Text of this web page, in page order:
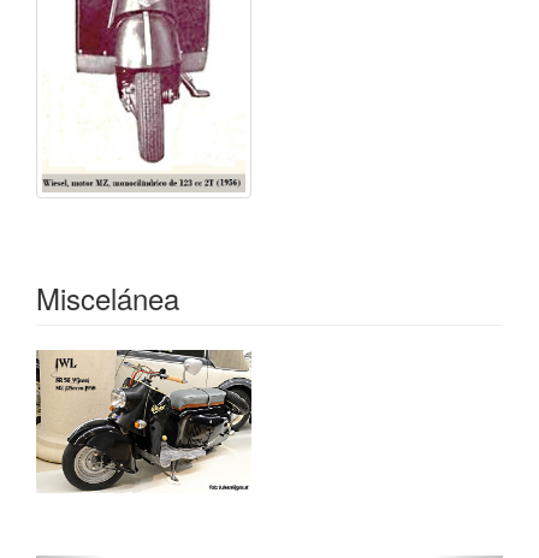
Miscelánea